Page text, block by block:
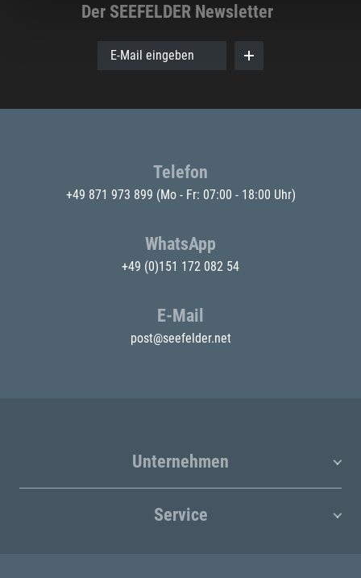
Der SEEFELDER Newsletter
E-Mail eingeben
Telefon
+49 871 973 899 (Mo - Fr: 07:00 - 18:00 Uhr)
WhatsApp
+49 (0)151 172 082 54
E-Mail
post@seefelder.net
Unternehmen
Service